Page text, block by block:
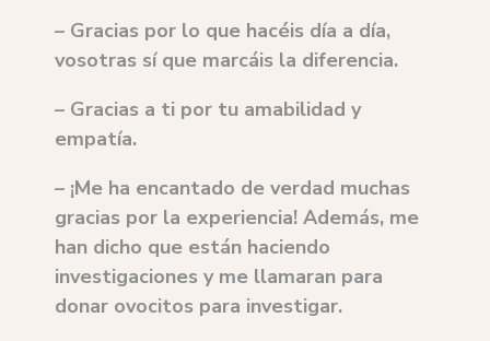
– Gracias por lo que hacéis día a día,
vosotras sí que marcáis la diferencia.
– Gracias a ti por tu amabilidad y
empatía.
– ¡Me ha encantado de verdad muchas
gracias por la experiencia! Además, me
han dicho que están haciendo
investigaciones y me llamaran para
donar ovocitos para investigar.